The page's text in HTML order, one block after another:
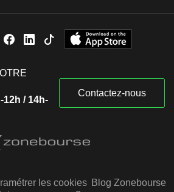
12h / 14h-
Contactez-nous
les cookies Blog Zonebourse